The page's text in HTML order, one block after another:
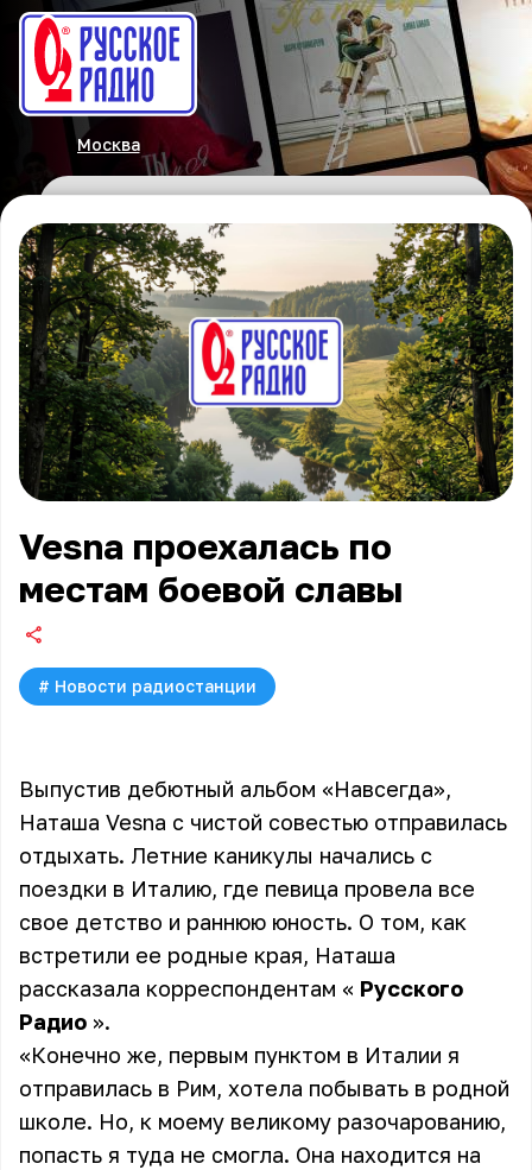
Москва
Vesna проехалась по
местам боевой славы
# Новости радиостанции
Выпустив дебютный альбом «Навсегда»,
Наташа Vesna с чистой совестью отправилась
отдыхать. Летние каникулы начались с
поездки в Италию, где певица провела все
свое детство и раннюю юность. О том, как
встретили ее родные края, Наташа
рассказала корреспондентам « Русского
Радио ».
«Конечно же, первым пунктом в Италии я
отправилась в Рим, хотела побывать в родной
школе. Но, к моему великому разочарованию,
попасть я туда не смогла. Она находится на